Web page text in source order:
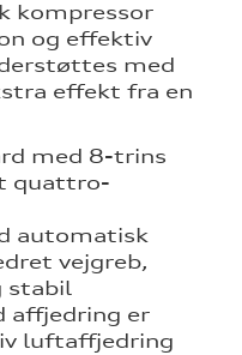
kompressor
og effektiv
med
effekt fra en
med 8-trins
quattro-
automatisk
vejgreb,
stabil
affjedring er
luftaffjedring